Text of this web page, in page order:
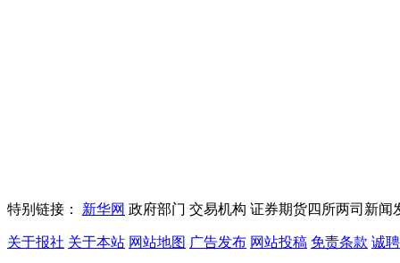
特别链接： 新华网 政府部门 交易机构 证券期货四所两司新闻
关于报社 关于本站 网站地图 广告发布 网站投稿 免责条款 诚